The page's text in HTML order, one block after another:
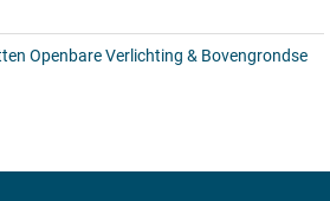
Openbare Verlichting & Bovengrondse